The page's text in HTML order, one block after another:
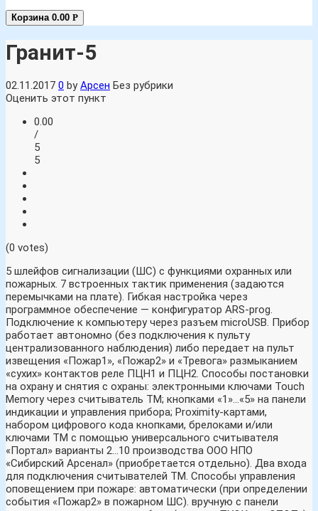
Корзина 0.00 Р
Гранит-5
02.11.2017 0 byАрсен Без рубрики
Оценить этот пункт
0.00
/
5
5
(0 votes)
5 шлейфов сигнализации (ШС) с функциями охранных или
пожарных. 7 встроенных тактик применения (задаются
перемычками на плате). Гибкая настройка через
программное обеспечение — конфигуратор ARS-prog.
Подключение к компьютеру через разъем microUSB. Прибор
работает автономно (без подключения к пульту
централизованного наблюдения) либо передает на пульт
извещения «Пожар1», «Пожар2» и «Тревога» размыканием
«сухих» контактов реле ПЦН1 и ПЦН2. Способы постановки
на охрану и снятия с охраны: электронными ключами Touch
Memory через считыватель ТМ; кнопками «1»…«5» на панели
индикации и управления прибора; Proximity-картами,
набором цифрового кода кнопками, брелоками и/или
ключами ТМ с помощью универсального считывателя
«Портал» варианты 2…10 производства ООО НПО
«Сибирский Арсенал» (приобретается отдельно). Два входа
для подключения считывателей ТМ. Способы управления
оповещением при пожаре: автоматически (при определении
события «Пожар2» в пожарном ШС). вручную с панели